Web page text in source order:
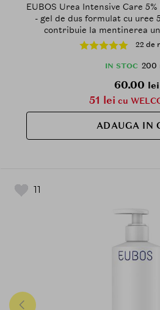
EUBOS Urea Intensive Care
- gel de dus formulat cu uree
contribuie la mentinerea
hidratare -22 de
IN STOC 200
60.00 lei
51 lei cu
ADAUGA IN
11